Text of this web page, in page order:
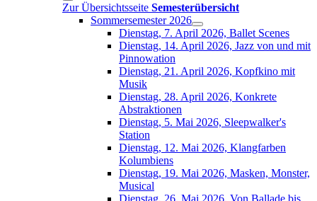
Zur Übersichtsseite Semesterübersicht
Sommersemester 2026
Dienstag, 7. April 2026, Ballet Scenes
Dienstag, 14. April 2026, Jazz von und mit
Pinnowation
Dienstag, 21. April 2026, Kopfkino mit
Musik
Dienstag, 28. April 2026, Konkrete
Abstraktionen
Dienstag, 5. Mai 2026, Sleepwalker's
Station
Dienstag, 12. Mai 2026, Klangfarben
Kolumbiens
Dienstag, 19. Mai 2026, Masken, Monster,
Musical
Dienstag, 26. Mai 2026, Von Ballade bis